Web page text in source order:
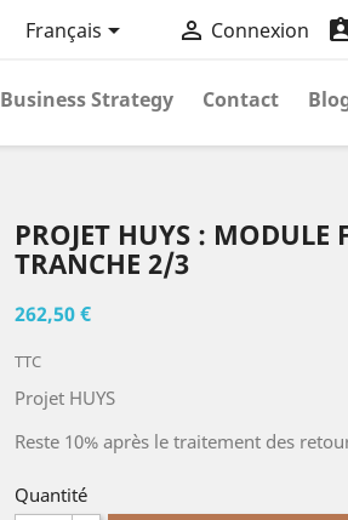
Français  Connexion
Business Strategy Contact
PROJET HUYS :
TRANCHE 2/3
262,50 €
TTC
Projet HUYS
Reste 10% après le traitement des
Quantité